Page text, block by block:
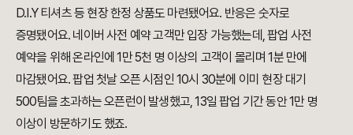
D.I.Y 티셔츠 등 현장 한정 상품도 마련됐어요. 반응은 숫자로
증명됐어요. 네이버 사전 예약 고객만 입장 가능했는데, 팝업 사전
예약을 위해 온라인에 1만 5천 명 이상의 고객이 몰리며 1분 만에
마감됐어요. 팝업 첫날 오픈 시점인 10시 30분에 이미 현장 대기
500팀을 초과하는 오픈런이 발생했고, 13일 팝업 기간 동안 1만 명
이상이 방문하기도 했죠.